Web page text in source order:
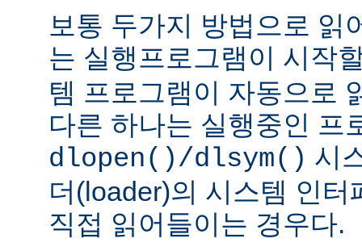
보통 두가지 방법으로 읽
는 실행프로그램이 시작
템 프로그램이 자동으로
다른 하나는 실행중인 프
dlopen()/dlsym() 시
더(loader)의 시스템 인
직접 읽어들이는 경우다.